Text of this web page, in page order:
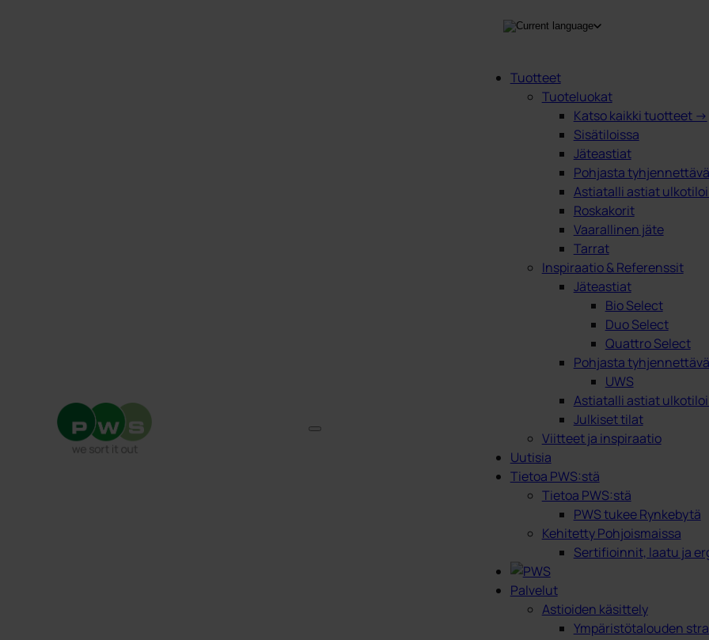
Tuotteet
Tuoteluokat
Katso kaikki tuotteet →
Sisätiloissa
Jäteastiat
Pohjasta
Astiatalli astiat
Roskakorit
Vaarallinen jäte
Tarrat
Inspiraatio & Referenssit
Jäteastiat
Bio Select
Duo Select
Quattro Select
Pohjasta
UWS
Astiatalli astiat
Julkiset tilat
Viitteet ja inspiraatio
Uutisia
Tietoa PWS:stä
Tietoa PWS:stä
PWS tukee Rynkebytä
Kehitetty Pohjoismaissa
Sertifioinnit, laatu ja
Palvelut
Astioiden käsittely
Ympäristötalouden